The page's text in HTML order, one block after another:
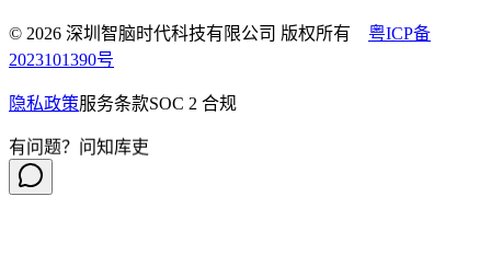
© 2026 深圳智脑时代科技有限公司 版权所有 粤ICP备
2023101390号
隐私政策服务条款SOC 2 合规
有问题？问知库吏